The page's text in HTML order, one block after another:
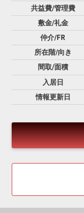
共益費/管理費
敷金/礼金
仲介/FR
所在階/向き
間取/面積
入居日
情報更新日